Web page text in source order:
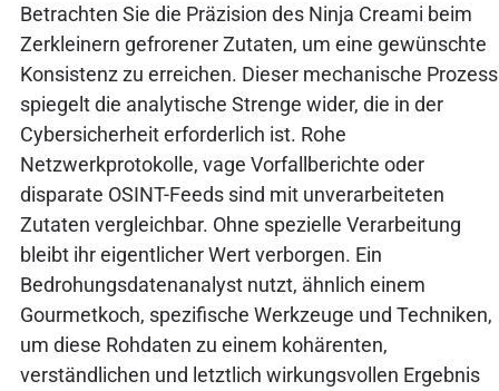
Betrachten Sie die Präzision des Ninja Creami beim
Zerkleinern gefrorener Zutaten, um eine gewünschte
Konsistenz zu erreichen. Dieser mechanische Prozess
spiegelt die analytische Strenge wider, die in der
Cybersicherheit erforderlich ist. Rohe
Netzwerkprotokolle, vage Vorfallberichte oder
disparate OSINT-Feeds sind mit unverarbeiteten
Zutaten vergleichbar. Ohne spezielle Verarbeitung
bleibt ihr eigentlicher Wert verborgen. Ein
Bedrohungsdatenanalyst nutzt, ähnlich einem
Gourmetkoch, spezifische Werkzeuge und Techniken,
um diese Rohdaten zu einem kohärenten,
verständlichen und letztlich wirkungsvollen Ergebnis